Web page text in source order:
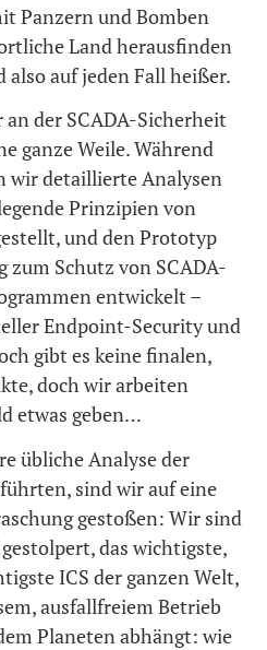
Panzern und Bomben
Land herausfinden
also auf jeden Fall heißer.
der SCADA-Sicherheit
ganze Weile. Während
wir detaillierte Analysen
Prinzipien von
und den Prototyp
zum Schutz von SCADA-
entwickelt –
Endpoint-Security und
gibt es keine finalen,
doch wir arbeiten
etwas geben…
übliche Analyse der
sind wir auf eine
gestoßen: Wir sind
das wichtigste,
ICS der ganzen Welt,
ausfallfreiem Betrieb
Planeten abhängt: wie